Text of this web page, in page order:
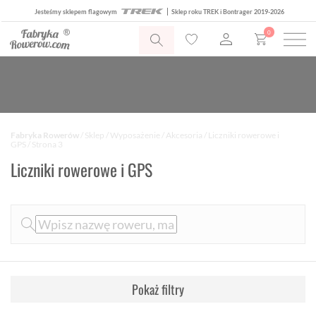
Jesteśmy sklepem flagowym Sklep roku TREK i Bontrager 2019-2026
0
Liczniki rowerowe i GPS
Fabryka Rowerów Sklep Wyposażenie Akcesoria
Liczniki rowerowe i
GPS / Strona 3
Pokaż filtry